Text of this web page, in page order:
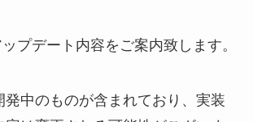
プデート内容をご案内致します。
発中のものが含まれており、実装